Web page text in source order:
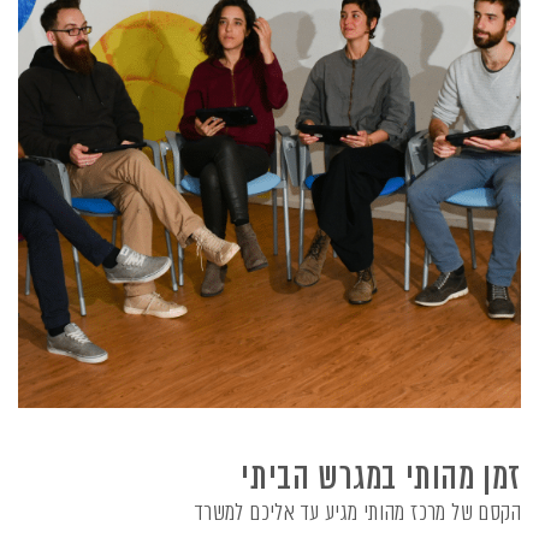
זמן מהותי במגרש הביתי
הקסם של מרכז מהותי מגיע עד אליכם למשרד